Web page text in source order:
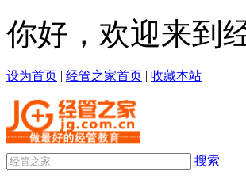
你好，欢迎来到
设为首页 | 经管之家首页 | 收藏本站
搜索